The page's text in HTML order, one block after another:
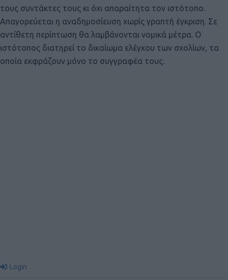
τους συντάκτες τους κι όχι απαραίτητα τον ιστότοπο.
Απαγορεύεται η αναδημοσίευση χωρίς γραπτή έγκριση. Σε
αντίθετη περίπτωση θα λαμβάνονται νομικά μέτρα. Ο
ιστότοπος διατηρεί το δικαίωμα ελέγχου των σχολίων, τα
οποία εκφράζουν μόνο το συγγραφέα τους.
Login